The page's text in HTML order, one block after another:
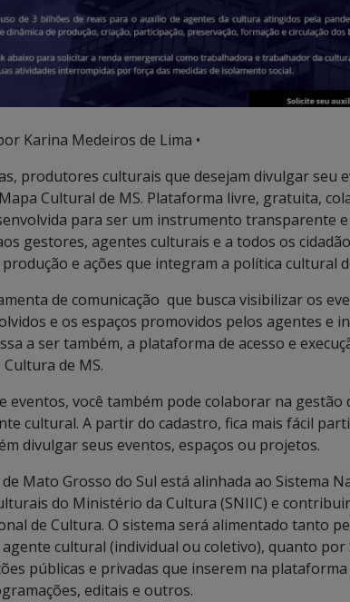
Karina Medeiros de Lima •
produtores culturais que desejam divulgar seu
Cultural de MS. Plataforma livre, gratuita,
para ser um instrumento transparente
gestores, agentes culturais e a todos os
e ações que integram a política cultural
de comunicação que busca visibilizar os
e os espaços promovidos pelos agentes e
a ser também, a plataforma de acesso e
de MS.
eventos, você também pode colaborar na gestão
cultural. A partir do cadastro, fica mais fácil
divulgar seus eventos, espaços ou projetos.
Mato Grosso do Sul está alinhada ao Sistema
do Ministério da Cultura (SNIIC) e
de Cultura. O sistema será alimentado tanto
cultural (individual ou coletivo), quanto por
públicas e privadas que inserem na
editais e outros.